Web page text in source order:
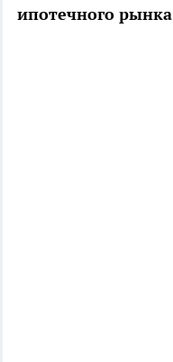
ипотечного рынка